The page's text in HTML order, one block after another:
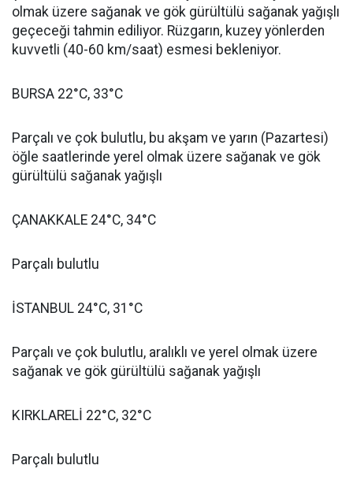
olmak üzere sağanak ve gök gürültülü sağanak yağışlı
geçeceği tahmin ediliyor. Rüzgarın, kuzey yönlerden
kuvvetli (40-60 km/saat) esmesi bekleniyor.
BURSA 22°C, 33°C
Parçalı ve çok bulutlu, bu akşam ve yarın (Pazartesi)
öğle saatlerinde yerel olmak üzere sağanak ve gök
gürültülü sağanak yağışlı
ÇANAKKALE 24°C, 34°C
Parçalı bulutlu
İSTANBUL 24°C, 31°C
Parçalı ve çok bulutlu, aralıklı ve yerel olmak üzere
sağanak ve gök gürültülü sağanak yağışlı
KIRKLARELİ 22°C, 32°C
Parçalı bulutlu